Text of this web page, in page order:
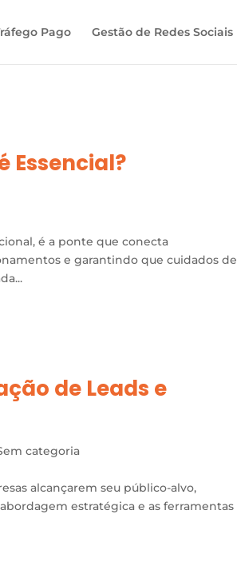
Pago Gestão de Redes Sociais
Essencial?
é a ponte que conecta
e garantindo que cuidados de
de Leads e
categoria
alcançarem seu público-alvo,
estratégica e as ferramentas